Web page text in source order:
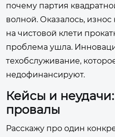
почему партия
волной. Оказалось,
на чистовой клети
проблема ушла.
техобслуживание,
недофинансируют.
Кейсы и
провалы
Расскажу про один